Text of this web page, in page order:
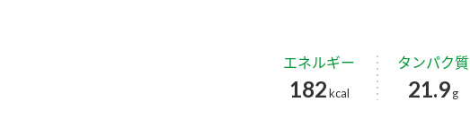
エネルギー
182kcal
タンパク質
21.9g